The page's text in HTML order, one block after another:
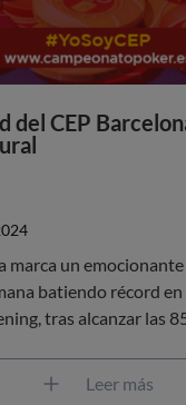
del CEP
marca un
batiendo récord
tras alcanzar las
Leer más